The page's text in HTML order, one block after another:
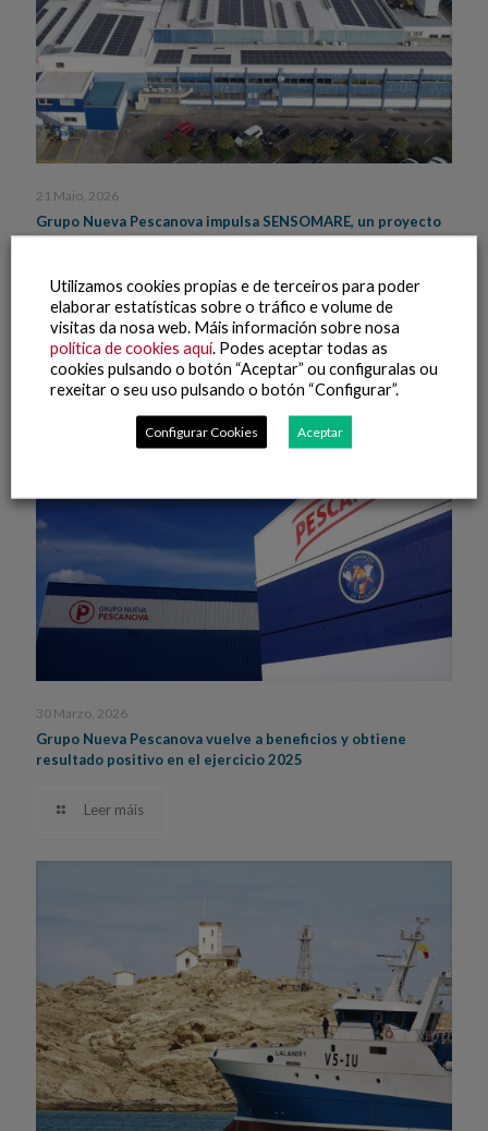
21 Maio, 2026
Grupo Nueva Pescanova impulsa SENSOMARE, un proyecto
de I+D para optimizar la calidad alimentaria y fomentar la
mar
Leer máis
30 Marzo, 2026
Grupo Nueva Pescanova vuelve a beneficios y obtiene
resultado positivo en el ejercicio 2025
Leer máis
Utilizamos cookies propias e de terceiros para poder
elaborar estatísticas sobre o tráfico e volume de
visitas da nosa web. Máis información sobre nosa
política de cookies aquí. Podes aceptar todas as
cookies pulsando o botón “Aceptar” ou configuralas ou
rexeitar o seu uso pulsando o botón “Configurar”.
Configurar Cookies Aceptar